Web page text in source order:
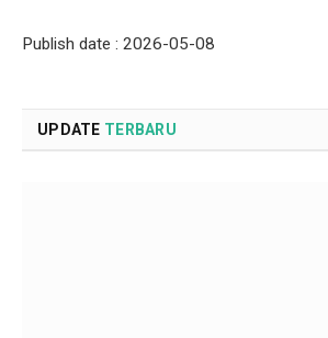
Publish date : 2026-05-08
UPDATE TERBARU